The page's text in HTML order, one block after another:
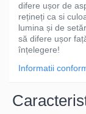
difere ușor de
rețineți ca si
lumina și de
să difere ușor
înțelegere!
Informatii